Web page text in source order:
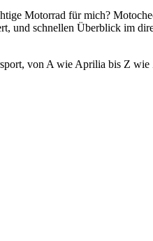
Motorrad für mich?
und schnellen Überblick im
von A wie Aprilia bis Z